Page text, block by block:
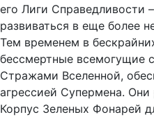
его Лиги Справедливости
развиваться в еще более
Тем временем в
бессмертные всемогущие
Стражами Вселенной,
агрессией Супермена.
Корпус Зеленых Фонарей